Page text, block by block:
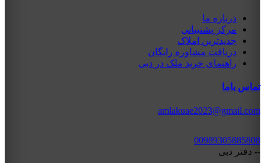
درباره ما
مرکز پشتیبانی
جدیدترین املاک
دریافت مشاوره رایگان
راهنمای خرید ملک در دبی
تماس باما
amlakuae2023@gmail.com
00989305885808
-- دفتر دبی